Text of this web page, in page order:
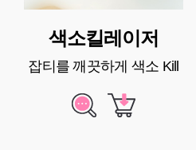
색소킬레이저
잡티를 깨끗하게 색소 Kill